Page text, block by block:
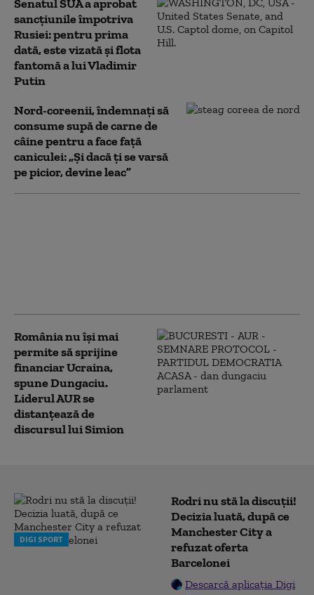
Senatul SUA a aprobat
sancțiunile împotriva
Rusiei: pentru prima
dată, este vizată și flota
fantomă a lui Vladimir
Putin
Nord-coreenii, îndemnaţi să
consume supă de carne de
câine pentru a face față
caniculei: „Și dacă ţi se varsă
pe picior, devine leac”
România nu își mai
permite să sprijine
financiar Ucraina,
spune Dungaciu.
Liderul AUR se
distanțează de
discursul lui Simion
DIGI SPORT
Rodri nu stă la discuții!
Decizia luată, după ce
Manchester City a
refuzat oferta
Barcelonei
Descarcă aplicația Digi